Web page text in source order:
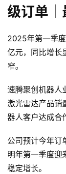
资
源
宝
实
用
工
级订单｜
2025年第一季
亿元，同比增长
窄。
速腾聚创机器人
激光雷达产品销
器人客户达成合
公司预计今年订
明年第一季度迎
稳定增长。